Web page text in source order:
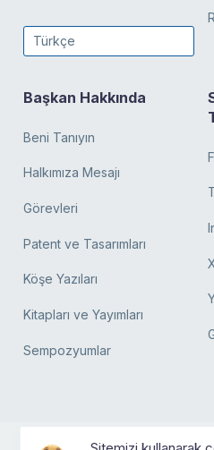
Türkçe
Başkan Hakkında
Beni Tanıyın
Halkımıza Mesajı
Görevleri
Patent ve Tasarımları
Köşe Yazıları
Kitapları ve Yayımları
Sempozyumlar